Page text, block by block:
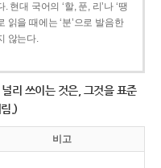
현대 국어의 ‘할, 푼, 리’나 ‘땡
읽을 때에는 ‘분’으로 발음한
않는다.
리 쓰이는 것은, 그것을 표준
.)
비고